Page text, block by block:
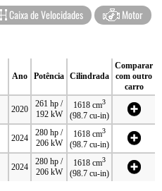
Caixa de Velocidades Motor
Ano Potência Cilindrada
Comparar
com outro
carro
2020
261 hp /
192 kW
1618 cm3
(98.7 cu-in)
2024
280 hp /
206 kW
1618 cm3
(98.7 cu-in)
2024
280 hp /
206 kW
1618 cm3
(98.7 cu-in)